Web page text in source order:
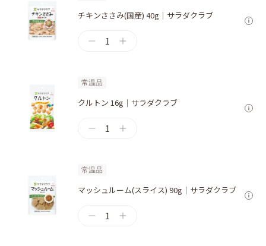
チキンささみ(国産) 40g｜サラダクラブ
1
常温品
クルトン 16g｜サラダクラブ
1
常温品
マッシュルーム(スライス) 90g｜サラダクラブ
1